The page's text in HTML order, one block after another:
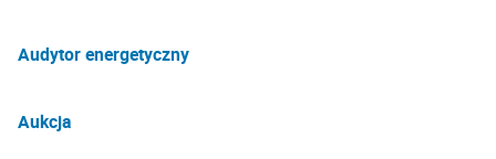
Audytor energetyczny
Aukcja